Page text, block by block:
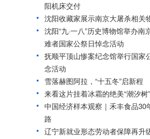
阳机床交付
沈阳收藏家展示南京大屠杀相关
沈阳“九·一八”历史博物馆举办南
难者国家公祭日悼念活动
抚顺平顶山惨案纪念馆举行国家
念活动
雪落赫图阿拉，“十五冬”启新程
来看这片挂着冰霜的绝美“潮汐树”
中国经济样本观察｜禾丰食品30
路
辽宁新就业形态劳动者保障再升